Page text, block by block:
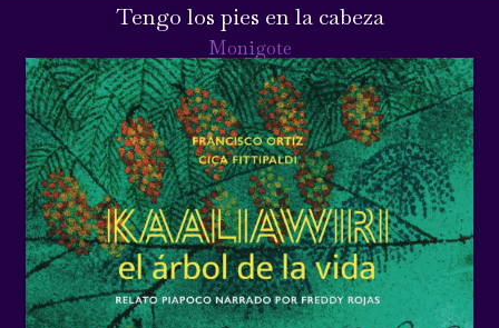
Tengo los pies en la cabeza
Monigote